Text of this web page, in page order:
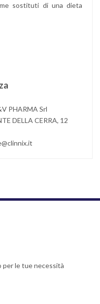
sostituti di una dieta
PHARMA Srl
DELLA CERRA, 12
per le tue necessità